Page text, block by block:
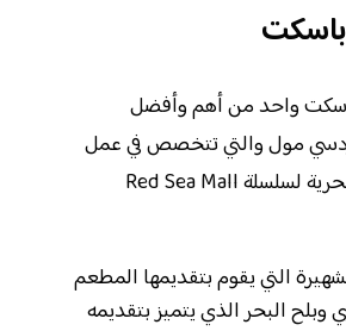
واحد من أهم وأفضل
مول والتي تتخصص في عمل
التي يقوم بتقديمها المطعم
وبلح البحر الذي يتميز بتقديمه